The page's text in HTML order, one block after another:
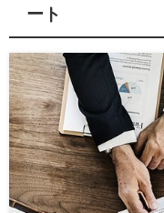
ート